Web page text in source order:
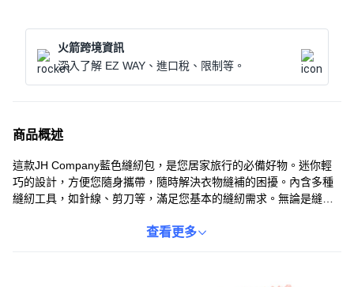
火箭跨境資訊
深入了解 EZ WAY、進口稅、限制等。
商品概述
這款JH Company藍色縫紉包，是您居家旅行的必備好物。迷你輕
巧的設計，方便您隨身攜帶，隨時解決衣物縫補的困擾。內含多種
縫紉工具，如針線、剪刀等，滿足您基本的縫紉需求。無論是縫補
查看更多